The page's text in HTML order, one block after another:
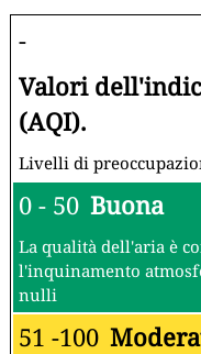
-
Valori
(AQI).
Livelli di
0 - 50 Buona
La qualità dell'aria è
l'inquinamento
nulli
51 -100